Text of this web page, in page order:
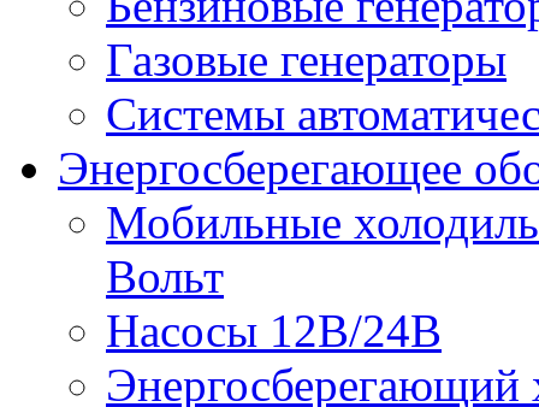
Газовые генераторы
Системы
Энергосберегающее
Мобильные
Вольт
Насосы 12В/24В
Энергосберегающий